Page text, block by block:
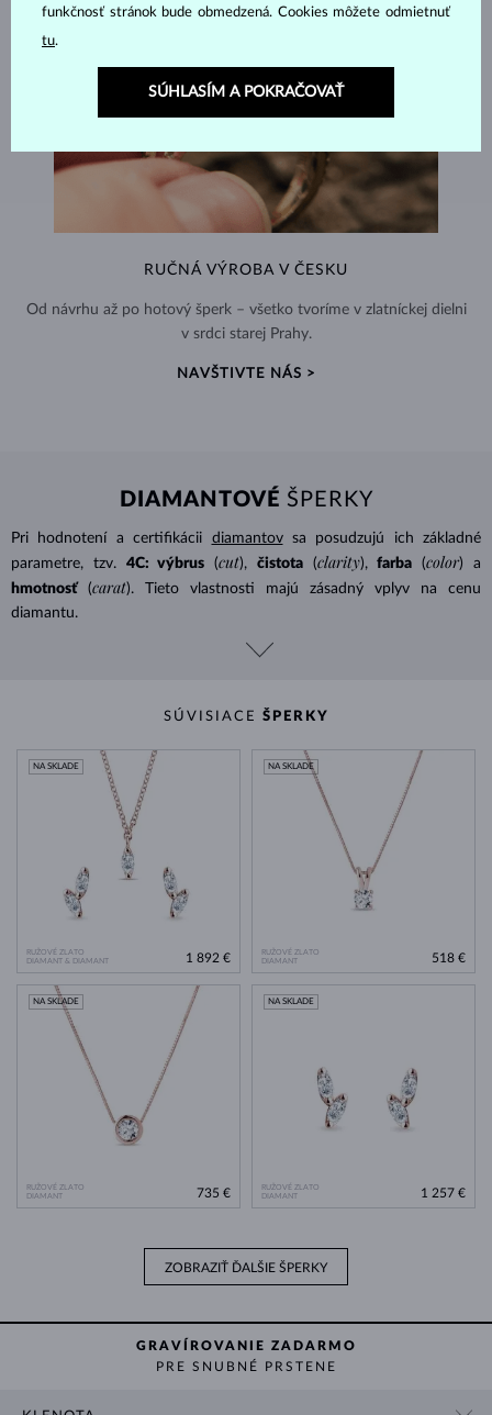
RUČNÁ VÝROBA V ČESKU
Od návrhu až po hotový šperk – všetko tvoríme v zlatníckej dielni
v srdci starej Prahy.
NAVŠTIVTE NÁS >
DIAMANTOVÉ ŠPERKY
Pri hodnotení a certifikácii diamantovsa posudzujú ich základné
parametre, tzv.
4C: výbrus (cut), čistota (clarity), farba (color) a
hmotnosť
(carat). Tieto vlastnosti majú zásadný vplyv na cenu
diamantu.
SÚVISIACE ŠPERKY
RUŽOVÉ ZLATO
DIAMANT & DIAMANT
NA SKLADE
1 892 €
RUŽOVÉ ZLATO
DIAMANT
NA SKLADE
518 €
RUŽOVÉ ZLATO
DIAMANT
NA SKLADE
735 €
RUŽOVÉ ZLATO
DIAMANT
NA SKLADE
1 257 €
ZOBRAZIŤ ĎALŠIE ŠPERKY
GRAVÍROVANIE ZADARMO
PRE SNUBNÉ PRSTENE
funkčnosť stránok bude obmedzená. Cookies môžete odmietnuť
tu.
SÚHLASÍM A POKRAČOVAŤ